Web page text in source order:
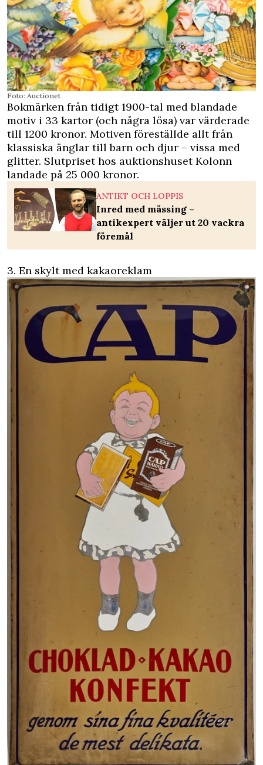
Foto: Auctionet
Bokmärken från tidigt 1900-tal med blandade
motiv i 33 kartor (och några lösa) var värderade
till 1200 kronor. Motiven föreställde allt från
klassiska änglar till barn och djur – vissa med
glitter. Slutpriset hos auktionshuset Kolonn
landade på 25 000 kronor.
ANTIKT OCH LOPPIS
Inred med mässing –
antikexpert väljer ut 20 vackra
föremål
3. En skylt med kakaoreklam